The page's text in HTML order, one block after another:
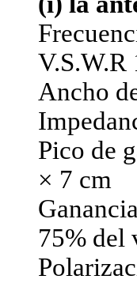
V.S.W.R
Ancho
Pico de
× 7 cm
75% del